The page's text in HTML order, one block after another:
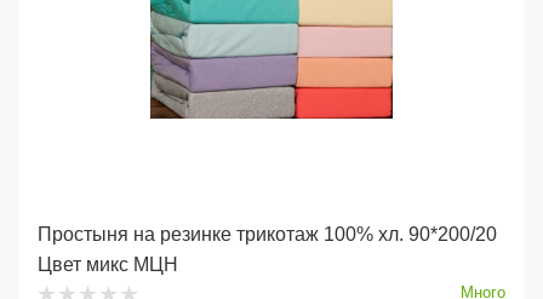
Простыня на резинке трикотаж 100% хл. 90*200/20
Цвет микс МЦН
Много